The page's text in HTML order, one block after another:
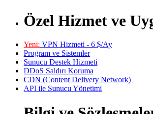
Özel Hizmet ve
Yeni: VPN Hizmeti - 6 $/Ay
Program ve Sistemler
Sunucu Destek Hizmeti
DDoS Saldırı Koruma
CDN (Content Delivery Network)
API ile Sunucu Yönetimi